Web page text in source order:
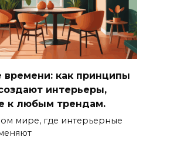
времени: как принципы
интерьеры,
к любым трендам.
мире, где интерьерные